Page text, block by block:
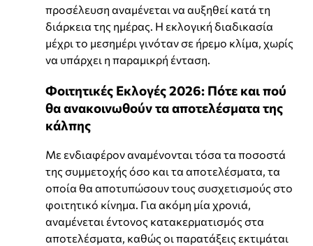
προσέλευση αναμένεται να αυξηθεί κατά τη
διάρκεια της ημέρας. Η εκλογική διαδικασία
μέχρι το μεσημέρι γινόταν σε ήρεμο κλίμα, χωρίς
να υπάρχει η παραμικρή ένταση.
Φοιτητικές Εκλογές 2026: Πότε και πού
θα ανακοινωθούν τα αποτελέσματα της
κάλπης
Με ενδιαφέρον αναμένονται τόσα τα ποσοστά
της συμμετοχής όσο και τα αποτελέσματα, τα
οποία θα αποτυπώσουν τους συσχετισμούς στο
φοιτητικό κίνημα. Για ακόμη μία χρονιά,
αναμένεται έντονος κατακερματισμός στα
αποτελέσματα, καθώς οι παρατάξεις εκτιμάται